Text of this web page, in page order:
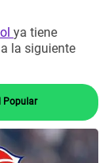
ya tiene
la siguiente
Popular